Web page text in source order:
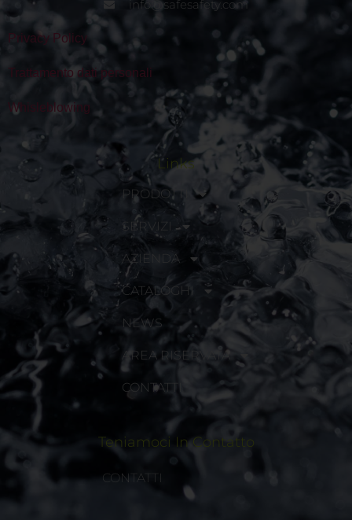
info@safesafety.com
Privacy Policy
Trattamento dati personali
Whisleblowing
Links
PRODOTTI
SERVIZI
AZIENDA
CATALOGHI
NEWS
AREA RISERVATA
CONTATTI
Teniamoci In Contatto
CONTATTI